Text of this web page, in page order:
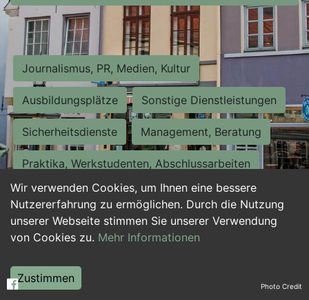
Wir verwenden Cookies, um Ihnen eine bessere
Nutzererfahrung zu ermöglichen. Durch die Nutzung
unserer Webseite stimmen Sie unserer Verwendung
von Cookies zu. Mehr Informationen
Zustimmen
Journalismus, PR, Medien, Kultur
Ausbildungsplätze Sonstige Dienstleistungen
Sicherheitsdienste Management, Beratung
Praktika, Werkstudenten, Abschlussarbeiten
Personalwesen Assistenz, Sekretariat
Hilfskräfte, Aushilfs- und Nebenjobs
Weiterbildung, Studium, duale Ausbildung Photo Credit